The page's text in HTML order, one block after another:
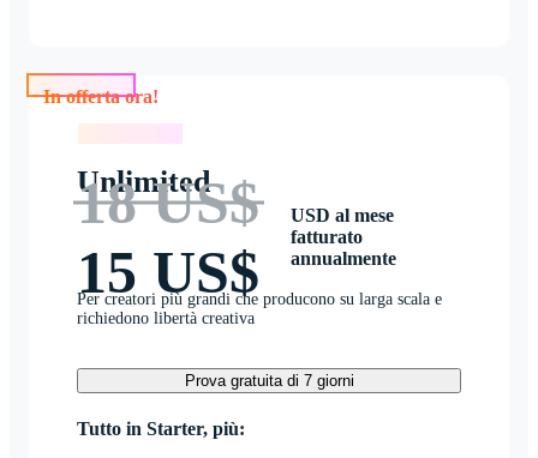
Unlimited
18 US$
15 US$
USD al mese
fatturato
annualmente
Per creatori più grandi che producono su larga scala e
richiedono libertà creativa
Prova gratuita di 7 giorni
Tutto in Starter, più: